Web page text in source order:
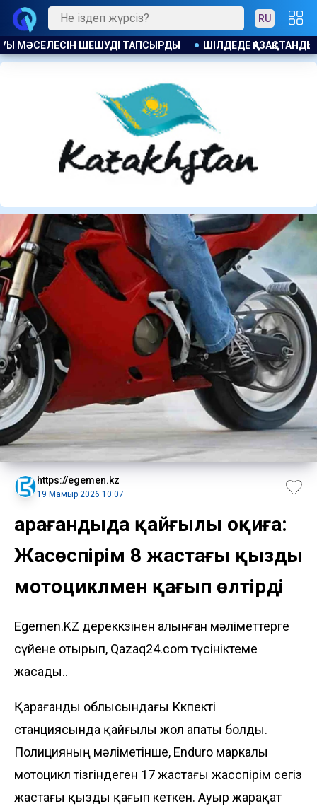
RU
104 МЫҢНАН АСТАМ БОС ЖҰМЫС ОРНЫ
https://egemen.kz
19 Мамыр 2026 10:07
Қарағандыда қайғылы оқиға:
Жасөспірім 8 жастағы қызды
мотоциклмен қағып өлтірді
Egemen.KZ дереккөзінен алынған мәліметтерге
сүйене отырып, Qazaq24.com түсініктеме
жасады..
Қарағанды облысындағы Көкпекті
станциясында қайғылы жол апаты болды.
Полицияның мәліметінше, Enduro маркалы
мотоцикл тізгіндеген 17 жастағы жасөспірім сегіз
жастағы қызды қағып кеткен. Ауыр жарақат